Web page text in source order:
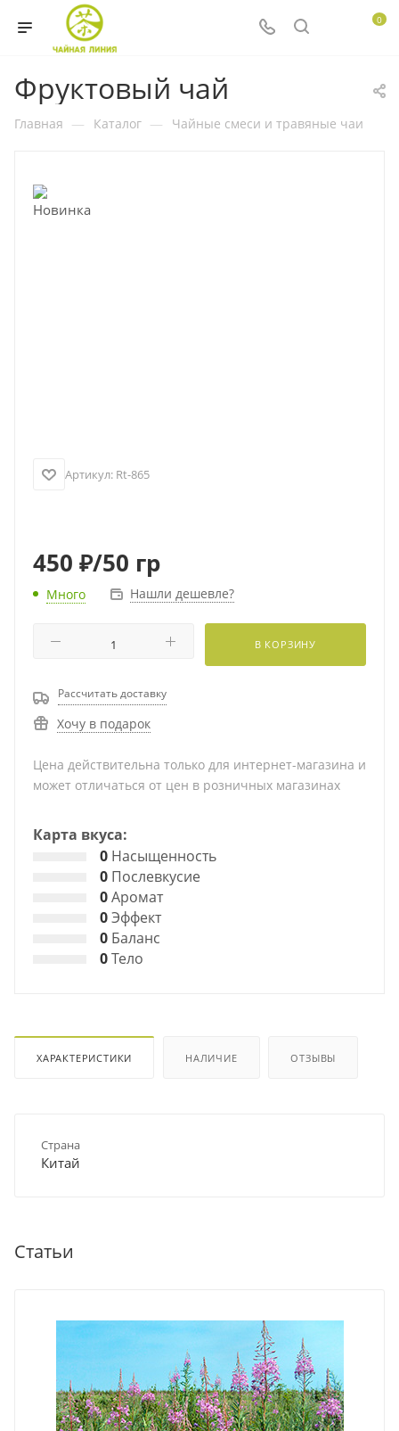
0
Фруктовый чай
Главная — Каталог — Чайные смеси и травяные чаи
Артикул: Rt-865
450 ₽/50 гр
Много Нашли дешевле?
В КОРЗИНУ
Рассчитать доставку
Хочу в подарок
Цена действительна только для интернет-магазина и
может отличаться от цен в розничных магазинах
Карта вкуса:
0 Насыщенность
0 Послевкусие
0Аромат
0Эффект
0 Баланс
0Тело
ХАРАКТЕРИСТИКИ НАЛИЧИЕ ОТЗЫВЫ
Страна
Китай
Статьи